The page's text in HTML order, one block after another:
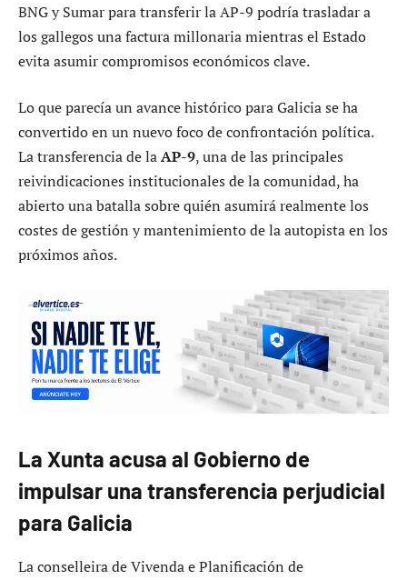
BNG y Sumar para transferir la AP-9 podría trasladar a
los gallegos una factura millonaria mientras el Estado
evita asumir compromisos económicos clave.
Lo que parecía un avance histórico para Galicia se ha
convertido en un nuevo foco de confrontación política.
La transferencia de laAP-9, una de las principales
reivindicaciones institucionales de la comunidad, ha
abierto una batalla sobre quién asumirá realmente los
costes de gestión y mantenimiento de la autopista en los
próximos años.
La Xunta acusa al Gobierno de
impulsar una transferencia perjudicial
para Galicia
La conselleira de Vivenda e Planificación de